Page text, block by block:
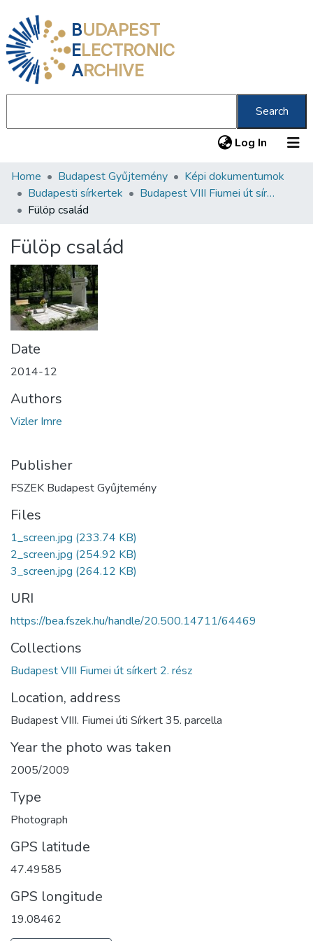
BUDAPEST
ELECTRONIC
ARCHIVE
Search
Log In (current)
Communities & Collections
All of DSpace
About us
Home Budapest Gyűjtemény
Képi dokumentumok
Budapesti sírkertek
Budapest VIII Fiumei út sírkert 2. rész
Fülöp család
Fülöp család
Date
2014-12
Authors
Vizler Imre
Publisher
FSZEK Budapest Gyűjtemény
Files
1_screen.jpg (233.74 KB)
2_screen.jpg (254.92 KB)
3_screen.jpg (264.12 KB)
URI
https://bea.fszek.hu/handle/20.500.14711/64469
Collections
Budapest VIII Fiumei út sírkert 2. rész
Location, address
Budapest VIII. Fiumei úti Sírkert 35. parcella
Year the photo was taken
2005/2009
Type
Photograph
GPS latitude
47.49585
GPS longitude
19.08462